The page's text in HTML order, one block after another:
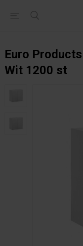
Euro
Wit 1200 st